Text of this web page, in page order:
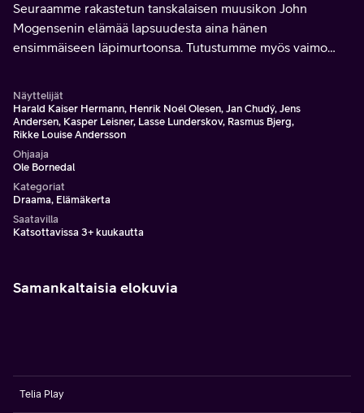
Seuraamme rakastetun tanskalaisen muusikon John
Mogensenin elämää lapsuudesta aina hänen
ensimmäiseen läpimurtoonsa. Tutustumme myös vaimo
Näyttelijät
Harald Kaiser Hermann, Henrik Noél Olesen, Jan Chudý, Jens
Andersen, Kasper Leisner, Lasse Lunderskov, Rasmus Bjerg,
Rikke Louise Andersson
Ohjaaja
Ole Bornedal
Kategoriat
Draama, Elämäkerta
Saatavilla
Katsottavissa 3+ kuukautta
Samankaltaisia elokuvia
Telia Play